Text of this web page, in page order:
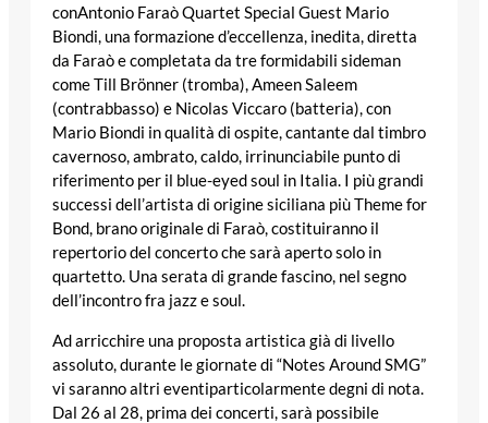
conAntonio Faraò Quartet Special Guest Mario
Biondi, una formazione d’eccellenza, inedita, diretta
da Faraò e completata da tre formidabili sideman
comeTill Brönner (tromba),Ameen Saleem
(contrabbasso) e Nicolas Viccaro (batteria), con
Mario Biondi in qualità di ospite, cantante dal timbro
cavernoso, ambrato, caldo, irrinunciabile punto di
riferimento per il blue-eyed soul in Italia. I più grandi
successi dell’artista di origine siciliana piùTheme for
Bond, brano originale di Faraò, costituiranno il
repertorio del concerto che sarà aperto solo in
quartetto. Una serata di grande fascino, nel segno
dell’incontro fra jazz e soul.
Ad arricchire una proposta artistica già di livello
assoluto, durante le giornate di “Notes Around SMG”
vi saranno altri eventiparticolarmente degni di nota.
Dal 26 al 28, prima dei concerti, sarà possibile